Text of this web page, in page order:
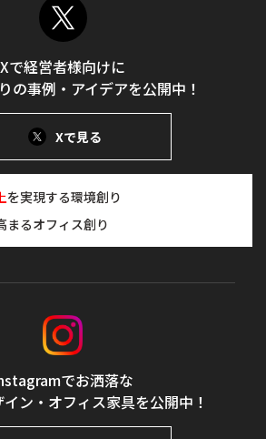
Xで経営者様向けに
の事例・アイデアを公開中！
Xで見る
を実現する環境創り
まるオフィス創り
でお洒落な
ン・オフィス家具を公開中！